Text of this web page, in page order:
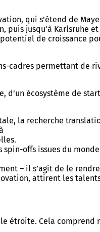
qui s'étend de
puis jusqu'à Karlsruhe
de croissance
cadres permettant de
écosystème de
la recherche
offs issues du
– il s’agit de le
attirent les
étroite. Cela comprend